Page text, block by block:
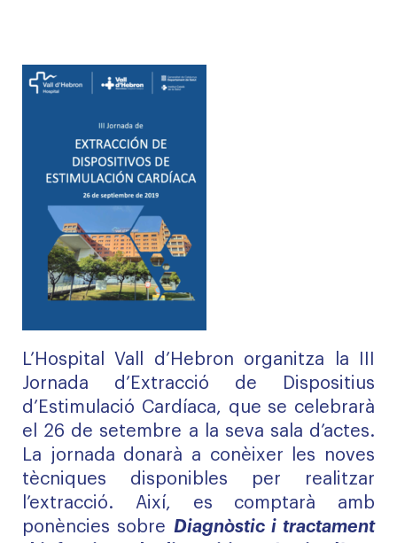
L’Hospital Vall d’Hebron organitza la III
Jornada d’Extracció de Dispositius
d’Estimulació Cardíaca, que se celebrarà
el 26 de setembre a la seva sala d’actes.
La jornada donarà a conèixer les noves
tècniques disponibles per realitzar
l’extracció. Així, es comptarà amb
ponències sobre Diagnòstic i tractament